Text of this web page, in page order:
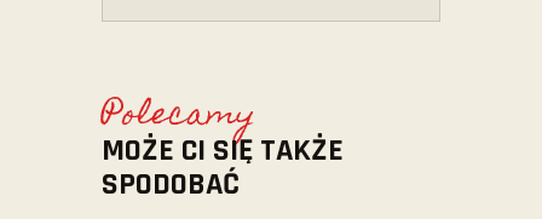
Polecamy
MOŻE CI SIĘ TAKŻE
SPODOBAĆ